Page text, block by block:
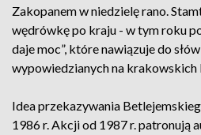
Zakopanem w niedzielę rano.
wędrówkę po kraju - w tym roku
daje moc”, które nawiązuje do
wypowiedzianych na krakowskich
Idea przekazywania
1986 r. Akcji od 1987 r. patronują